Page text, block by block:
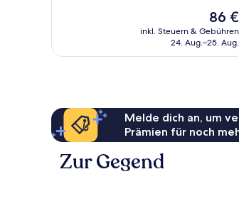
Der
Preis
beträgt
86 €
inkl. Steuern & Gebühren
24. Aug.–25. Aug.
Melde dich an, um
Prämien für noch
Zur Gegend